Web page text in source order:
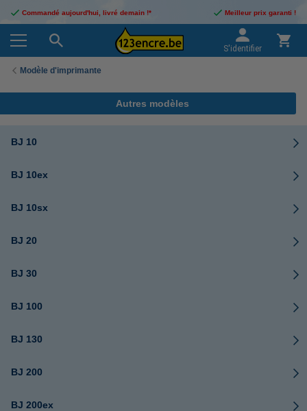
Commandé aujourd'hui, livré demain !* Meilleur prix garanti !
S'identifier
Modèle d'imprimante
Autres modèles
BJ 10
BJ 10ex
BJ 10sx
BJ 20
BJ 30
BJ 100
BJ 130
BJ 200
BJ 200ex